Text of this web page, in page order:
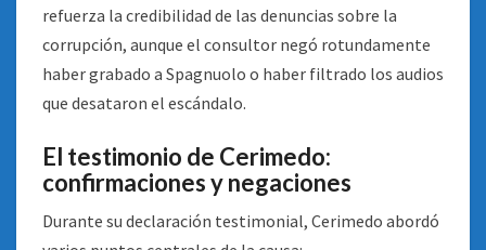
refuerza la credibilidad de las denuncias sobre la
corrupción, aunque el consultor negó rotundamente
haber grabado a Spagnuolo o haber filtrado los audios
que desataron el escándalo.
El testimonio de Cerimedo:
confirmaciones y negaciones
Durante su declaración testimonial, Cerimedo abordó